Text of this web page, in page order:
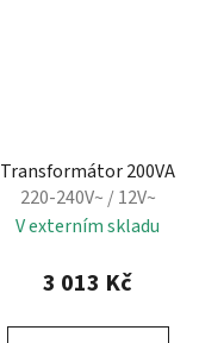
Transformátor 200VA
220-240V~ / 12V~
V externím skladu
3 013 Kč